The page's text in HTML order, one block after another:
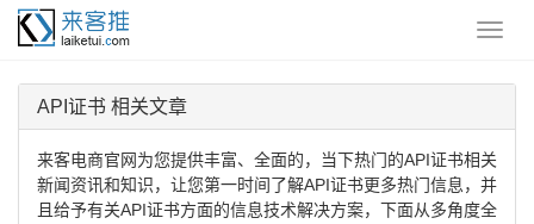
API证书 相关文章
来客电商官网为您提供丰富、全面的，当下热门的API证书相关
新闻资讯和知识，让您第一时间了解API证书更多热门信息，并
且给予有关API证书方面的信息技术解决方案，下面从多角度全